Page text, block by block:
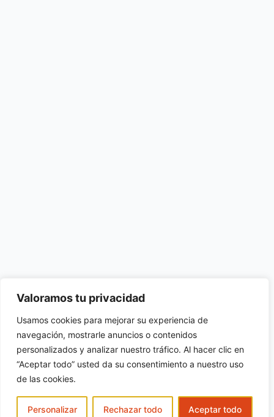
Valoramos tu privacidad
Usamos cookies para mejorar su experiencia de
navegación, mostrarle anuncios o contenidos
personalizados y analizar nuestro tráfico. Al hacer clic en
“Aceptar todo” usted da su consentimiento a nuestro uso
de las cookies.
Personalizar Rechazar todo Aceptar todo